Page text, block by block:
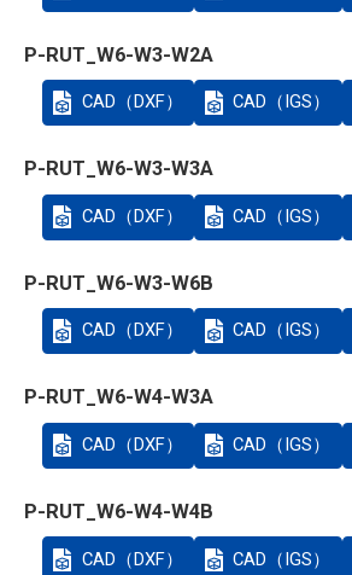
P-RUT_W6-W3-W2A
CAD（DXF） CAD（IGS）
P-RUT_W6-W3-W3A
CAD（DXF） CAD（IGS）
P-RUT_W6-W3-W6B
CAD（DXF） CAD（IGS）
P-RUT_W6-W4-W3A
CAD（DXF） CAD（IGS）
P-RUT_W6-W4-W4B
CAD（DXF） CAD（IGS）